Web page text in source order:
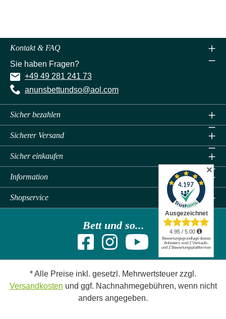
Kontakt & FAQ
Sie haben Fragen?
+49 49 281 241 73
anunsbettundso@aol.com
Sicher bezahlen
Sicherer Versand
Sicher einkaufen
Bett und so...
Information
Shopservice
* Alle Preise inkl. gesetzl. Mehrwertsteuer zzgl.
Versandkosten und ggf. Nachnahmegebühren, wenn nicht
anders angegeben.
✕